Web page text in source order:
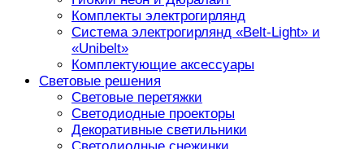
Комплекты электрогирлянд
Система электрогирлянд «Belt-Light» и
«Unibelt»
Комплектующие аксессуары
Световые решения
Световые перетяжки
Светодиодные проекторы
Декоративные светильники